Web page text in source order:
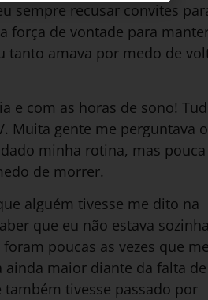
sempre recusar convites
força de vontade para
tanto amava por medo de
e com as horas de sono!
Muita gente me perguntava
minha rotina, mas pouca
de morrer.
alguém tivesse me dito na
que eu não estava
poucas as vezes que me
maior diante da falta de
tivesse passado por